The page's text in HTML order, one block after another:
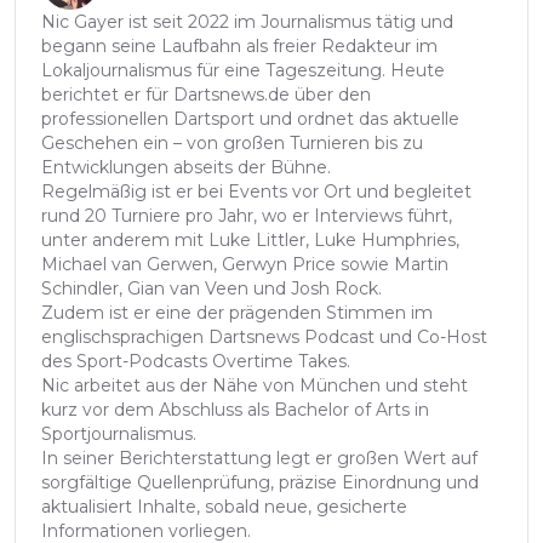
Nic Gayer ist seit 2022 im Journalismus tätig und
begann seine Laufbahn als freier Redakteur im
Lokaljournalismus für eine Tageszeitung. Heute
berichtet er für Dartsnews.de über den
professionellen Dartsport und ordnet das aktuelle
Geschehen ein – von großen Turnieren bis zu
Entwicklungen abseits der Bühne.
Regelmäßig ist er bei Events vor Ort und begleitet
rund 20 Turniere pro Jahr, wo er Interviews führt,
unter anderem mit Luke Littler, Luke Humphries,
Michael van Gerwen, Gerwyn Price sowie Martin
Schindler, Gian van Veen und Josh Rock.
Zudem ist er eine der prägenden Stimmen im
englischsprachigen Dartsnews Podcast und Co-Host
des Sport-Podcasts Overtime Takes.
Nic arbeitet aus der Nähe von München und steht
kurz vor dem Abschluss als Bachelor of Arts in
Sportjournalismus.
In seiner Berichterstattung legt er großen Wert auf
sorgfältige Quellenprüfung, präzise Einordnung und
aktualisiert Inhalte, sobald neue, gesicherte
Informationen vorliegen.